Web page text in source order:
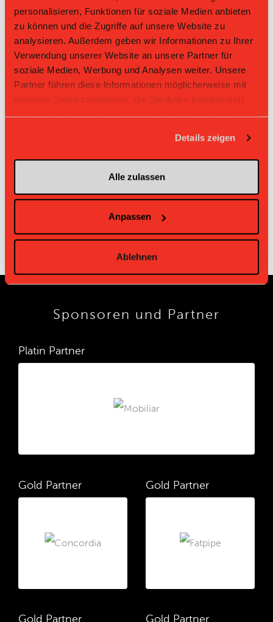
personalisieren, Funktionen für soziale Medien anbieten
zu können und die Zugriffe auf unsere Website zu
analysieren. Außerdem geben wir Informationen zu Ihrer
Verwendung unserer Website an unsere Partner für
soziale Medien, Werbung und Analysen weiter. Unsere
Partner führen diese Informationen möglicherweise mit
weiteren Daten zusammen, die Sie ihnen bereitgestellt
Details zeigen
Alle zulassen
Anpassen
Ablehnen
Direktbegegnungen
Zeit Heim Gast Resultat
Bassersdorf
Nürensdorf
23.02.2025 13:45
Bassersdorf
UH
0:1
Nürensdorf
08.12.2024 13:45
Nürensdorf
Appenzell
1:0
Sponsoren und Partner
Platin Partner
Gold Partner Gold Partner
Gold Partner Gold Partner